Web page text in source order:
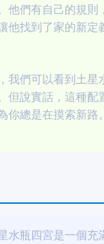
他們有自己的規則
他找到了家的新定
我們可以看到土星
但說實話，這種配
你總是在摸索新路。
水瓶四宮是一個充